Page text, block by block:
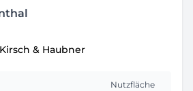
Kirsch & Haubner
Nutzfläche